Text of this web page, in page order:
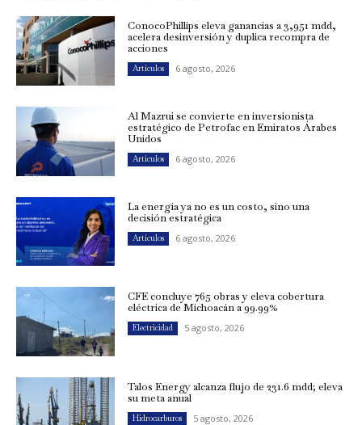
ConocoPhillips eleva ganancias a 3,951 mdd,
acelera desinversión y duplica recompra de
acciones
Artículos 6 agosto, 2026
Al Mazrui se convierte en inversionista
estratégico de Petrofac en Emiratos Árabes
Unidos
Artículos 6 agosto, 2026
La energía ya no es un costo, sino una
decisión estratégica
Artículos 6 agosto, 2026
CFE concluye 765 obras y eleva cobertura
eléctrica de Michoacán a 99.99%
Electricidad 5 agosto, 2026
Talos Energy alcanza flujo de 231.6 mdd; eleva
su meta anual
Hidrocarburos 5 agosto, 2026